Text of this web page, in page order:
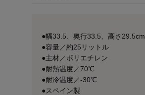
●幅33.5、奥行33.5、高さ29.5cm
●容量／約25リットル
●主材／ポリエチレン
●耐熱温度／70℃
●耐冷温度／-30℃
●スペイン製